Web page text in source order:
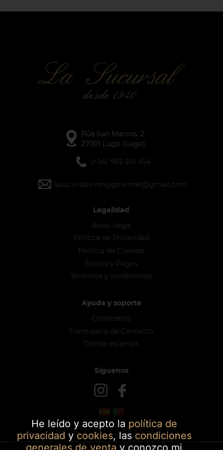
He leído y acepto la política de
privacidad y cookies, las condiciones
generales de venta y conozco mi
Rúa San Marcos, 2
27001 Lugo (Lugo)
(+34) 982 241 454
lasucursalvinosygourmet@gmail.com
Legalidad
Aviso Legal
Política de Privacidad
Política de Cookies
Envíos y Pagos
Términos y condiciones
Ayuda y soporte
Conócenos
Formulario de Contacto
Dónde estamos
Síguenos